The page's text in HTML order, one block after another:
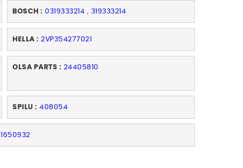
BOSCH : 0319333214 , 319333214
HELLA : 2VP354277021
OLSA PARTS : 24405810
SPILU : 408054
1650932